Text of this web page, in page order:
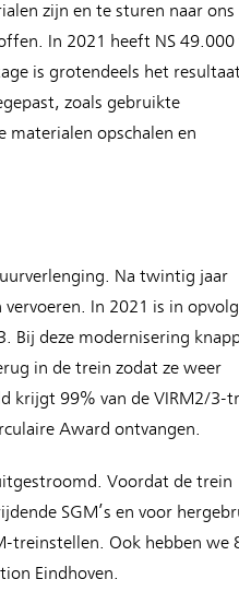
zijn en te sturen naar ons
In 2021 heeft NS 49.000
is grotendeels het
zoals gebruikte
materialen opschalen en
Na twintig jaar
In 2021 is in
Bij deze modernisering
in de trein zodat ze weer
krijgt 99% van de VIRM2/3-
Award ontvangen.
Voordat de trein
SGM’s en voor
treinstellen. Ook hebben we
Eindhoven.